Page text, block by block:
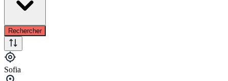
Rechercher
Sofia